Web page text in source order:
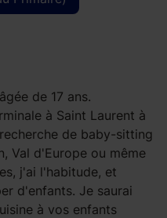
de 17 ans.
à Saint Laurent à
de baby-sitting
Val d'Europe ou même
j'ai l'habitude, et
d'enfants. Je saurai
à vos enfants